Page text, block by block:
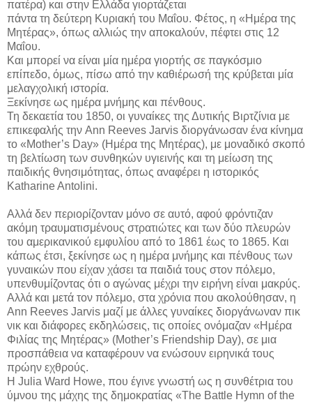
πατέρα) και στην Ελλάδα γιορτάζεται
πάντα τη δεύτερη Κυριακή του Μαΐου. Φέτος, η «Ημέρα της
Μητέρας», όπως αλλιώς την αποκαλούν, πέφτει στις 12
Μαΐου.
Και μπορεί να είναι μία ημέρα γιορτής σε παγκόσμιο
επίπεδο, όμως, πίσω από την καθιέρωσή της κρύβεται μία
μελαγχολική ιστορία.
Ξεκίνησε ως ημέρα μνήμης και πένθους.
Τη δεκαετία του 1850, οι γυναίκες της Δυτικής Βιρτζίνια με
επικεφαλής την Ann Reeves Jarvis διοργάνωσαν ένα κίνημα
το «Mother’s Day» (Ημέρα της Μητέρας), με μοναδικό σκοπό
τη βελτίωση των συνθηκών υγιεινής και τη μείωση της
παιδικής θνησιμότητας, όπως αναφέρει η ιστορικός
Katharine Antolini.
Αλλά δεν περιορίζονταν μόνο σε αυτό, αφού φρόντιζαν
ακόμη τραυματισμένους στρατιώτες και των δύο πλευρών
του αμερικανικού εμφυλίου από το 1861 έως το 1865. Και
κάπως έτσι, ξεκίνησε ως η ημέρα μνήμης και πένθους των
γυναικών που είχαν χάσει τα παιδιά τους στον πόλεμο,
υπενθυμίζοντας ότι ο αγώνας μέχρι την ειρήνη είναι μακρύς.
Αλλά και μετά τον πόλεμο, στα χρόνια που ακολούθησαν, η
Ann Reeves Jarvis μαζί με άλλες γυναίκες διοργάνωναν πικ
νικ και διάφορες εκδηλώσεις, τις οποίες ονόμαζαν «Ημέρα
Φιλίας της Μητέρας» (Mother’s Friendship Day), σε μια
προσπάθεια να καταφέρουν να ενώσουν ειρηνικά τους
πρώην εχθρούς.
Η Julia Ward Howe, που έγινε γνωστή ως η συνθέτρια του
ύμνου της μάχης της δημοκρατίας «The Battle Hymn of the